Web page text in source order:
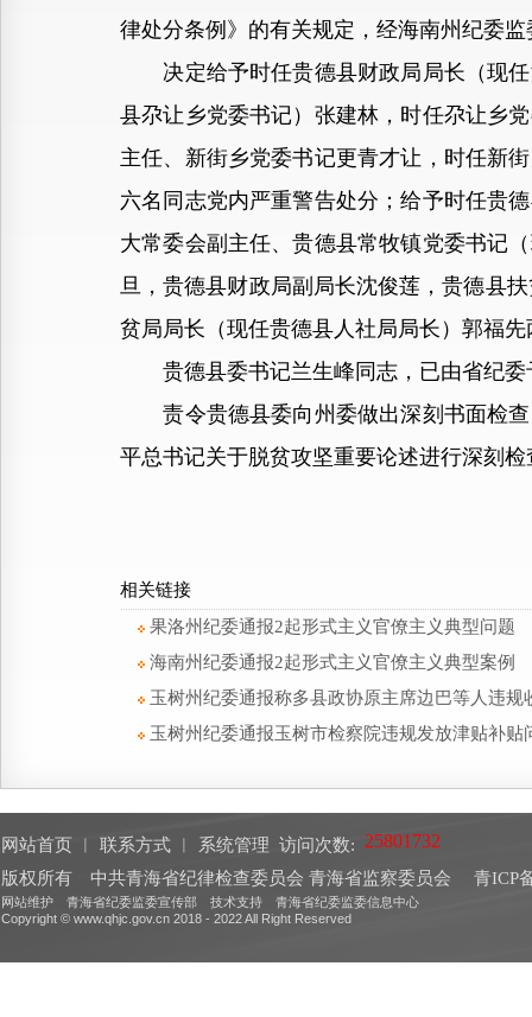
律处分条例》的有关规定，经海南州纪委
决定给予时任贵德县财政局局长（现任
县尕让乡党委书记）张建林，时任尕让乡
主任、新街乡党委书记更青才让，时任新
六名同志党内严重警告处分；给予时任贵
大常委会副主任、贵德县常牧镇党委书记
旦，贵德县财政局副局长沈俊莲，贵德县
贫局局长（现任贵德县人社局局长）郭福
贵德县委书记兰生峰同志，已由省纪委
责令贵德县委向州委做出深刻书面检查
平总书记关于脱贫攻坚重要论述进行深刻
相关链接
果洛州纪委通报2起形式主义官僚主义典型问题
海南州纪委通报2起形式主义官僚主义典型案例
玉树州纪委通报称多县政协原主席边巴等人违规
玉树州纪委通报玉树市检察院违规发放津贴补贴
网站首页 联系方式 系统管理 访问次数:
版权所有 中共青海省纪律检查委员会 青海省监察委员会
青ICP
网站维护 青海省纪委监委宣传部 技术支持 青海省纪委监委信息中心
Copyright © www.qhjc.gov.cn 2018 - 2022 All Right Reserved